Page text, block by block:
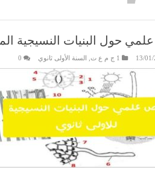
حول البنيات النسيجية
13/01/ 1 ج م ع ت السنة الأولى ثانوي 0